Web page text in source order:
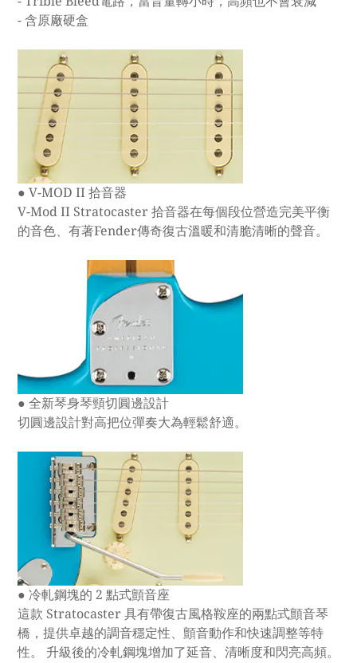
- 含原廠硬盒
● V-MOD II 拾音器
V-Mod II Stratocaster 拾音器在每個段位營造完美平衡
的音色、有著Fender傳奇復古溫暖和清脆清晰的聲音。
● 全新琴身琴頸切圓邊設計
切圓邊設計對高把位彈奏大為輕鬆舒適。
● 冷軋鋼塊的 2 點式顫音座
這款 Stratocaster 具有帶復古風格鞍座的兩點式顫音琴
橋，提供卓越的調音穩定性、顫音動作和快速調整等特
性。 升級後的冷軋鋼塊增加了延音、清晰度和閃亮高頻。